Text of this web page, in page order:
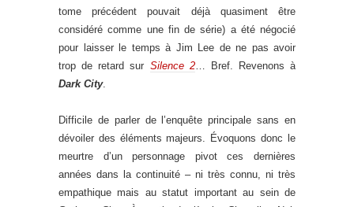
tome précédent pouvait déjà quasiment être
considéré comme une fin de série) a été négocié
pour laisser le temps à Jim Lee de ne pas avoir
trop de retard sur Silence 2… Bref. Revenons à
Dark City.
Difficile de parler de l’enquête principale sans en
dévoiler des éléments majeurs. Évoquons donc le
meurtre d’un personnage pivot ces dernières
années dans la continuité – ni très connu, ni très
empathique mais au statut important au sein de